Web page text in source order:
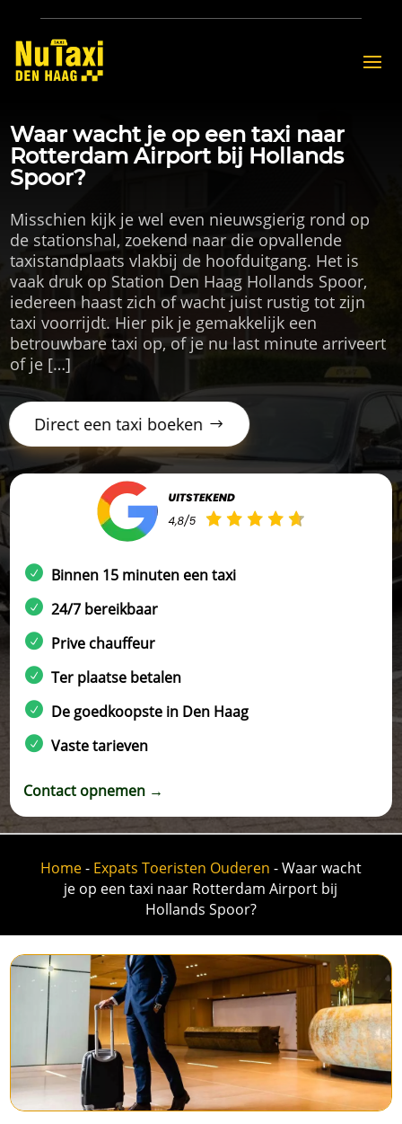
Waar wacht je op een taxi naar
Rotterdam Airport bij Hollands
Spoor?
Misschien kijk je wel even nieuwsgierig rond op
de stationshal, zoekend naar die opvallende
taxistandplaats vlakbij de hoofduitgang. Het is
vaak druk op Station Den Haag Hollands Spoor,
iedereen haast zich of wacht juist rustig tot zijn
taxi voorrijdt. Hier pik je gemakkelijk een
betrouwbare taxi op, of je nu last minute arriveert
of je […]
Direct een taxi boeken
Binnen 15 minuten een taxi
24/7 bereikbaar
Prive chauffeur
Ter plaatse betalen
De goedkoopste in Den Haag
Vaste tarieven
Contact opnemen →
Home- Expats Toeristen Ouderen -Waar wacht
je op een taxi naar Rotterdam Airport bij
Hollands Spoor?